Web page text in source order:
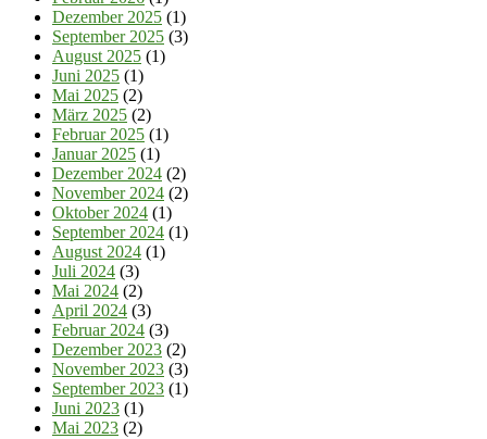
Dezember 2025 (1)
September 2025 (3)
August 2025 (1)
Juni 2025 (1)
Mai 2025 (2)
März 2025 (2)
Februar 2025 (1)
Januar 2025 (1)
Dezember 2024 (2)
November 2024 (2)
Oktober 2024 (1)
September 2024 (1)
August 2024 (1)
Juli 2024 (3)
Mai 2024 (2)
April 2024 (3)
Februar 2024 (3)
Dezember 2023 (2)
November 2023 (3)
September 2023 (1)
Juni 2023 (1)
Mai 2023 (2)